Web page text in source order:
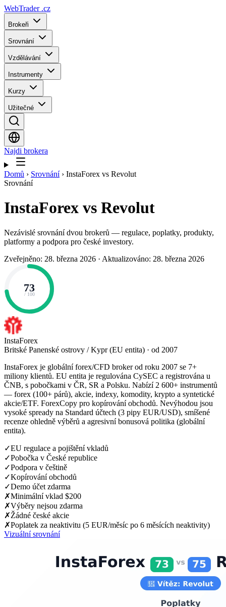
WebTrader .cz
Brokeři
Srovnání
Vzdělávání
Instrumenty
Kurzy
Užitečné
Najdi brokera
Domů › Srovnání › InstaForex vs Revolut
Srovnání
InstaForex vs Revolut
Nezávislé srovnání dvou brokerů — regulace, poplatky, produkty,
platformy a podpora pro české investory.
Zveřejněno: 28. března 2026 · Aktualizováno: 28. března 2026
73
/ 100
InstaForex
Britské Panenské ostrovy / Kypr (EU entita) · od 2007
InstaForex je globální forex/CFD broker od roku 2007 se 7+
miliony klientů. EU entita je regulována CySEC a registrována u
ČNB, s pobočkami v ČR, SR a Polsku. Nabízí 2 600+ instrumentů
— forex (100+ párů), akcie, indexy, komodity, krypto a syntetické
akcie/ETF. ForexCopy pro kopírování obchodů. Nevýhodou jsou
vysoké spready na Standard účtech (3 pipy EUR/USD), smíšené
recenze ohledně výběrů a agresivní bonusová politika (globální
entita).
✓EU regulace a pojištění vkladů
✓Pobočka v České republice
✓Podpora v češtině
✓Kopírování obchodů
✓Demo účet zdarma
✗Minimální vklad $200
✗Výběry nejsou zdarma
✗Žádné české akcie
✗Poplatek za neaktivitu (5 EUR/měsíc po 6 měsících neaktivity)
Vizuální srovnání